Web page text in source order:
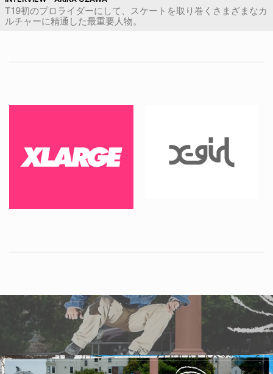
T19初のプロライダーにして、スケートを取り巻くさまざまなカ
ルチャーに精通した最重要人物。